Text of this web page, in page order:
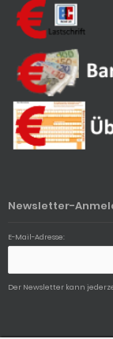
Newsletter-
E-Mail-Adresse:
Der Newsletter kann